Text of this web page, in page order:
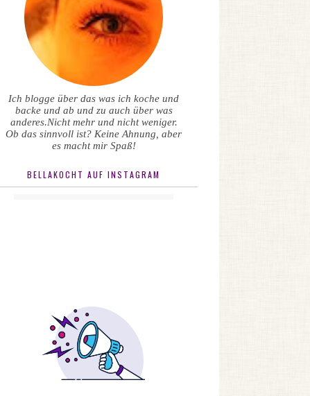
Ich blogge über das was ich koche und
backe und ab und zu auch über was
anderes.Nicht mehr und nicht weniger.
Ob das sinnvoll ist? Keine Ahnung, aber
es macht mir Spaß!
BELLAKOCHT AUF INSTAGRAM